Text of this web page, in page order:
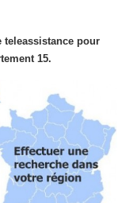
teleassistance pour
15.